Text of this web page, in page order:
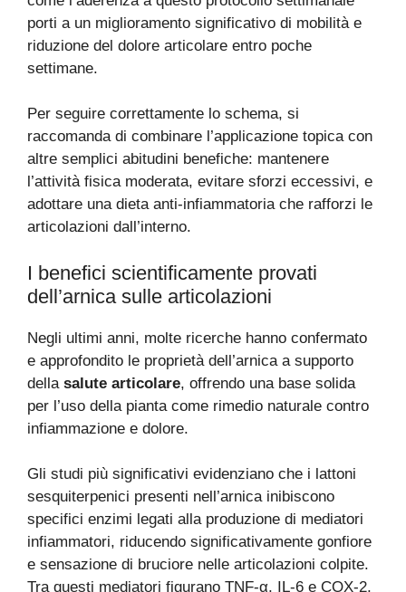
porti a un miglioramento significativo di mobilità e
riduzione del dolore articolare entro poche
settimane.
Per seguire correttamente lo schema, si
raccomanda di combinare l’applicazione topica con
altre semplici abitudini benefiche: mantenere
l’attività fisica moderata, evitare sforzi eccessivi, e
adottare una dieta anti-infiammatoria che rafforzi le
articolazioni dall’interno.
I benefici scientificamente provati
dell’arnica sulle articolazioni
Negli ultimi anni, molte ricerche hanno confermato
e approfondito le proprietà dell’arnica a supporto
della salute articolare, offrendo una base solida
per l’uso della pianta come rimedio naturale contro
infiammazione e dolore.
Gli studi più significativi evidenziano che i lattoni
sesquiterpenici presenti nell’arnica inibiscono
specifici enzimi legati alla produzione di mediatori
infiammatori, riducendo significativamente gonfiore
e sensazione di bruciore nelle articolazioni colpite.
Tra questi mediatori figurano TNF-α, IL-6 e COX-2,